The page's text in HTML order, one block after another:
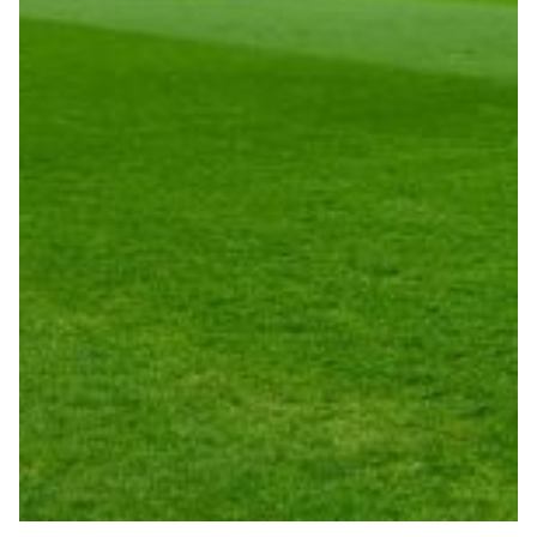
Robe di Kappa x Genoa
Accessori
Party
Outlet
Caffè Boasi x Genoa